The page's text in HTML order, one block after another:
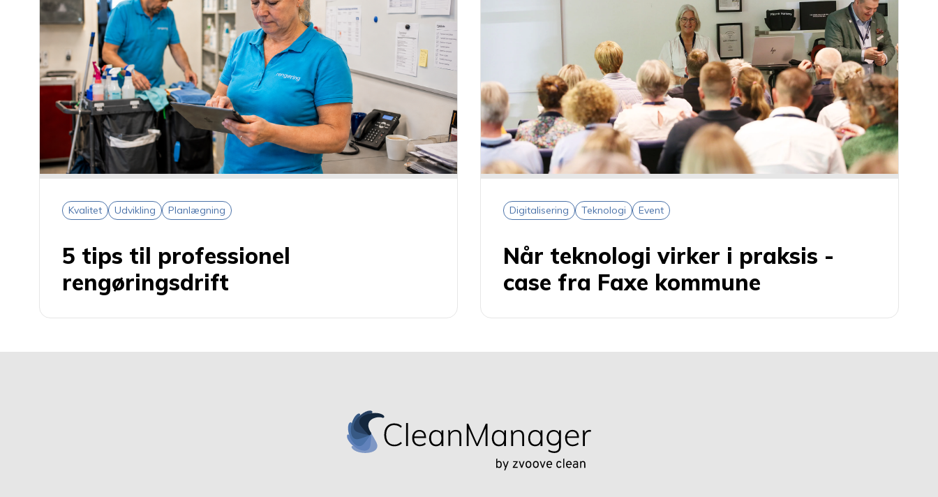
Kvalitet Udvikling Planlægning
5 tips til professionel
rengøringsdrift
Digitalisering Teknologi Event
Når teknologi virker i praksis -
case fra Faxe kommune